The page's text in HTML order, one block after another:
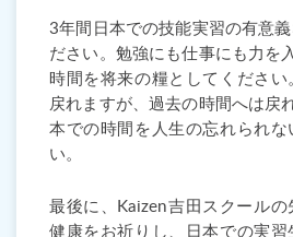
3年間日本での技能実習の有意義
ださい。勉強にも仕事にも力を
時間を将来の糧としてくださ
戻れますが、過去の時間へは戻
本での時間を人生の忘れられな
い。
最後に、Kaizen吉田スクール
健康をお祈りし、日本での実習